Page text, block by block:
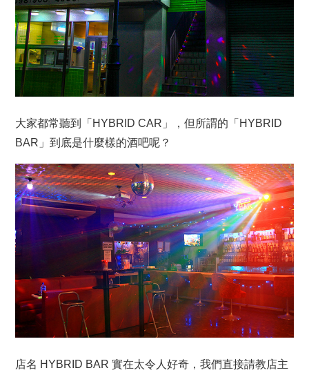
大家都常聽到「HYBRID CAR」，但所謂的「HYBRID
BAR」到底是什麼樣的酒吧呢？
店名 HYBRID BAR 實在太令人好奇，我們直接請教店主